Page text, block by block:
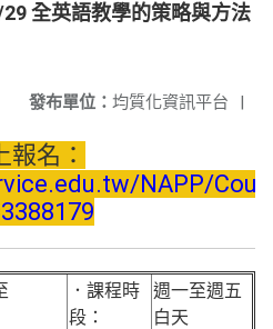
全英語教學的策略與方法
發布單位： 均質化資訊平台 |
報名：
NAPP/
．課程時
段：
週一至週五
白天